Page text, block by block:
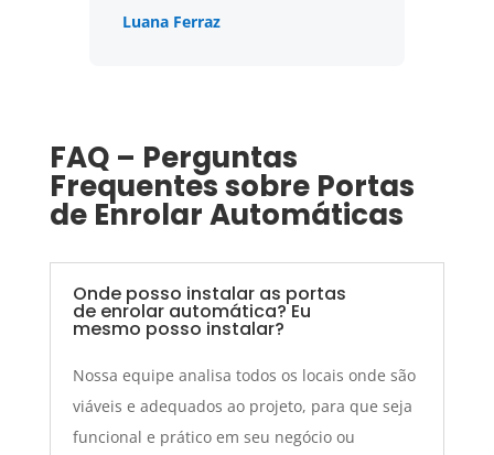
Luana Ferraz
FAQ – Perguntas
Frequentes sobre Portas
de Enrolar Automáticas
Onde posso instalar as portas
de enrolar automática? Eu
mesmo posso instalar?
Nossa equipe analisa todos os locais onde são
viáveis e adequados ao projeto, para que seja
funcional e prático em seu negócio ou